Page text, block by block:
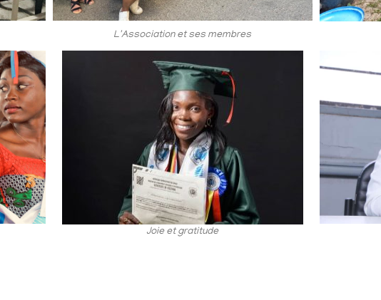
L'Association et ses membres
Joie et gratitude